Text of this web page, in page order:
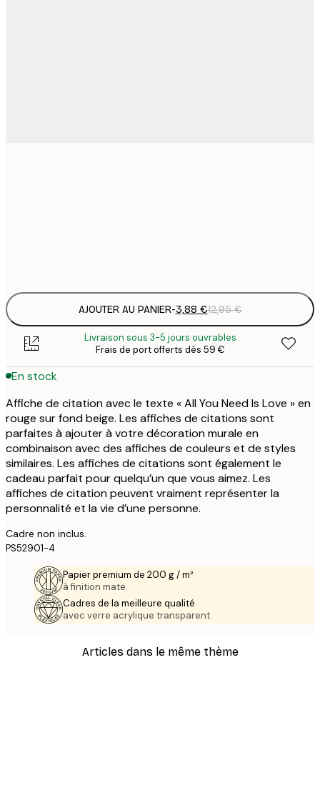
AJOUTER AU PANIER-3,88 €12,95 €
Livraison sous 3-5 jours ouvrables
Frais de port offerts dès 59 €
En stock
Affiche de citation avec le texte « All You Need Is Love » en
rouge sur fond beige. Les affiches de citations sont
parfaites à ajouter à votre décoration murale en
combinaison avec des affiches de couleurs et de styles
similaires. Les affiches de citations sont également le
cadeau parfait pour quelqu’un que vous aimez. Les
affiches de citation peuvent vraiment représenter la
personnalité et la vie d’une personne.
Cadre non inclus.
PS52901-4
Papier premium de 200 g / m²
à finition mate.
Cadres de la meilleure qualité
avec verre acrylique transparent.
Articles dans le même thème